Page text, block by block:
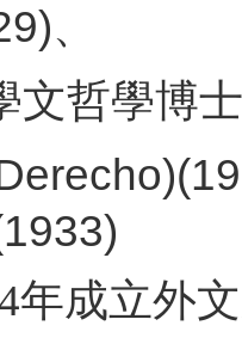
、
哲學博
年成立外